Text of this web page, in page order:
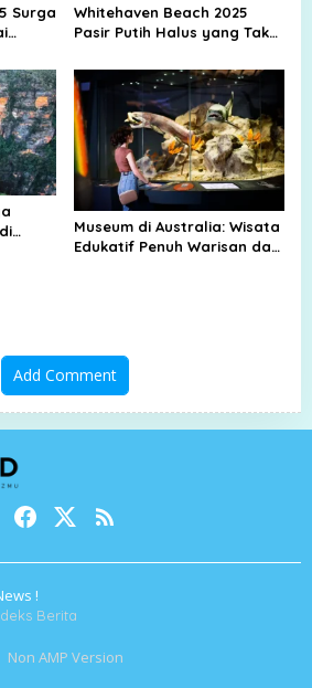
Surga
Whitehaven Beach 2025
Pasir Putih Halus yang Tak
Museum di Australia: Wisata
Edukatif Penuh Warisan dan
Add Comment
!
Berita
Non AMP Version